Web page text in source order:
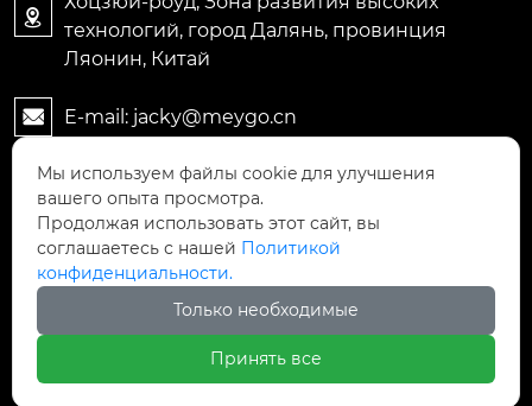

технологий, город Далянь, провинция
Ляонин, Китай
 E-mail: jacky@meygo.cn
 +8613795170776
 +8613795170776
Авторское право©ООО Ляонин Мэйигао Электро
Автоматизация Оборудования
Мы используем файлы cookie для улучшения
вашего опыта просмотра.
Продолжая использовать этот сайт, вы
соглашаетесь с нашей Политикой
конфиденциальности.
Только необходимые
Принять все